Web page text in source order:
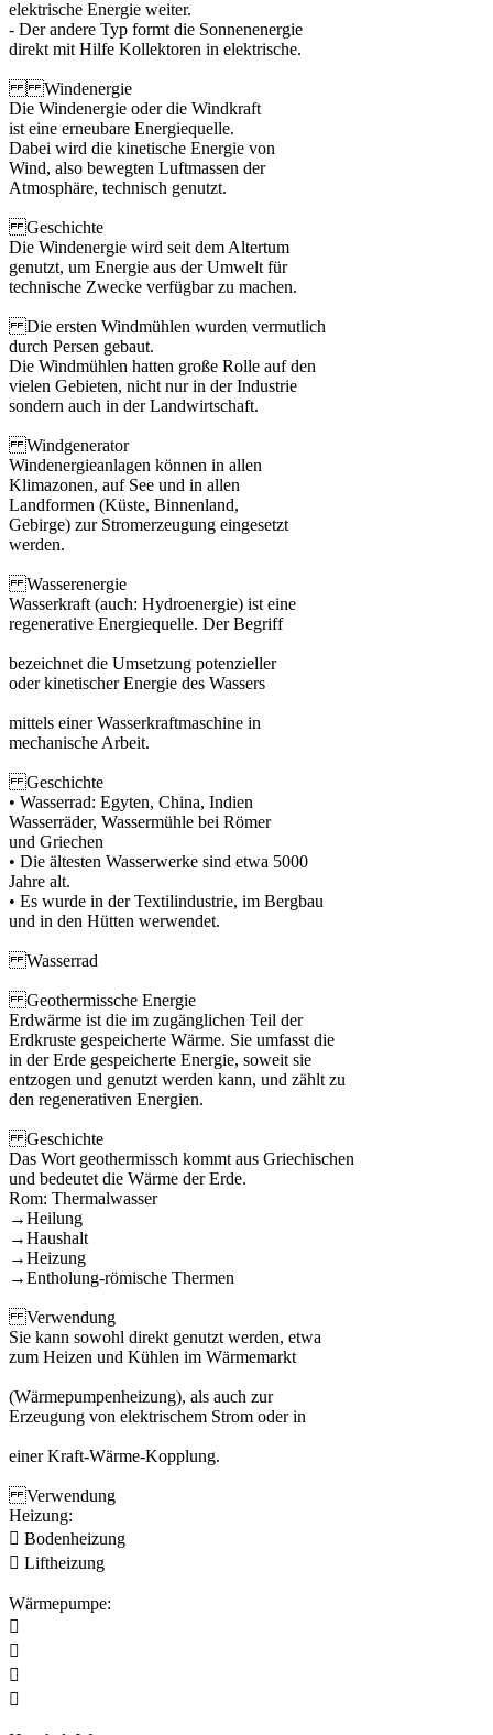
elektrische Energie weiter.
- Der andere Typ formt die Sonnenenergie
direkt mit Hilfe Kollektoren in elektrische.
Windenergie
Die Windenergie oder die Windkraft
ist eine erneubare Energiequelle.
Dabei wird die kinetische Energie von
Wind, also bewegten Luftmassen der
Atmosphäre, technisch genutzt.
Geschichte
Die Windenergie wird seit dem Altertum
genutzt, um Energie aus der Umwelt für
technische Zwecke verfügbar zu machen.
Die ersten Windmühlen wurden vermutlich
durch Persen gebaut.
Die Windmühlen hatten große Rolle auf den
vielen Gebieten, nicht nur in der Industrie
sondern auch in der Landwirtschaft.
Windgenerator
Windenergieanlagen können in allen
Klimazonen, auf See und in allen
Landformen (Küste, Binnenland,
Gebirge) zur Stromerzeugung eingesetzt
werden.
Wasserenergie
Wasserkraft (auch: Hydroenergie) ist eine
regenerative Energiequelle. Der Begriff
bezeichnet die Umsetzung potenzieller
oder kinetischer Energie des Wassers
mittels einer Wasserkraftmaschine in
mechanische Arbeit.
Geschichte
• Wasserrad: Egyten, China, Indien
Wasserräder, Wassermühle bei Römer
und Griechen
• Die ältesten Wasserwerke sind etwa 5000
Jahre alt.
• Es wurde in der Textilindustrie, im Bergbau
und in den Hütten werwendet.
Wasserrad
Geothermissche Energie
Erdwärme ist die im zugänglichen Teil der
Erdkruste gespeicherte Wärme. Sie umfasst die
in der Erde gespeicherte Energie, soweit sie
entzogen und genutzt werden kann, und zählt zu
den regenerativen Energien.
Geschichte
Das Wort geothermissch kommt aus Griechischen
und bedeutet die Wärme der Erde.
Rom: Thermalwasser
→Heilung
→Haushalt
→Heizung
→Entholung-römische Thermen
Verwendung
Sie kann sowohl direkt genutzt werden, etwa
zum Heizen und Kühlen im Wärmemarkt
(Wärmepumpenheizung), als auch zur
Erzeugung von elektrischem Strom oder in
einer Kraft-Wärme-Kopplung.
Verwendung
Heizung:
 Bodenheizung
 Liftheizung
Wärmepumpe:



